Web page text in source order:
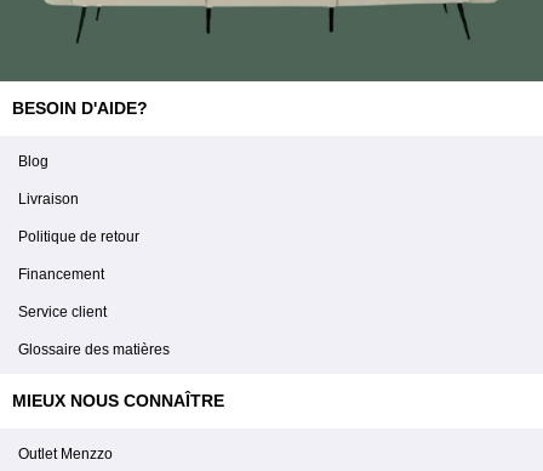
BESOIN D'AIDE?
Blog
Livraison
Politique de retour
Financement
Service client
Glossaire des matières
MIEUX NOUS CONNAÎTRE
Outlet Menzzo